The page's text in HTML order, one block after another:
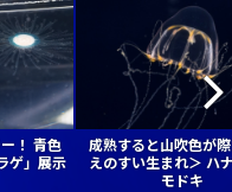
！ 青色
ゲ」展示
成熟すると山吹色が
えのすい生まれ＞ ハ
モドキ